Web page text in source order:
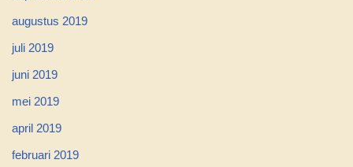
augustus 2019
juli 2019
juni 2019
mei 2019
april 2019
februari 2019